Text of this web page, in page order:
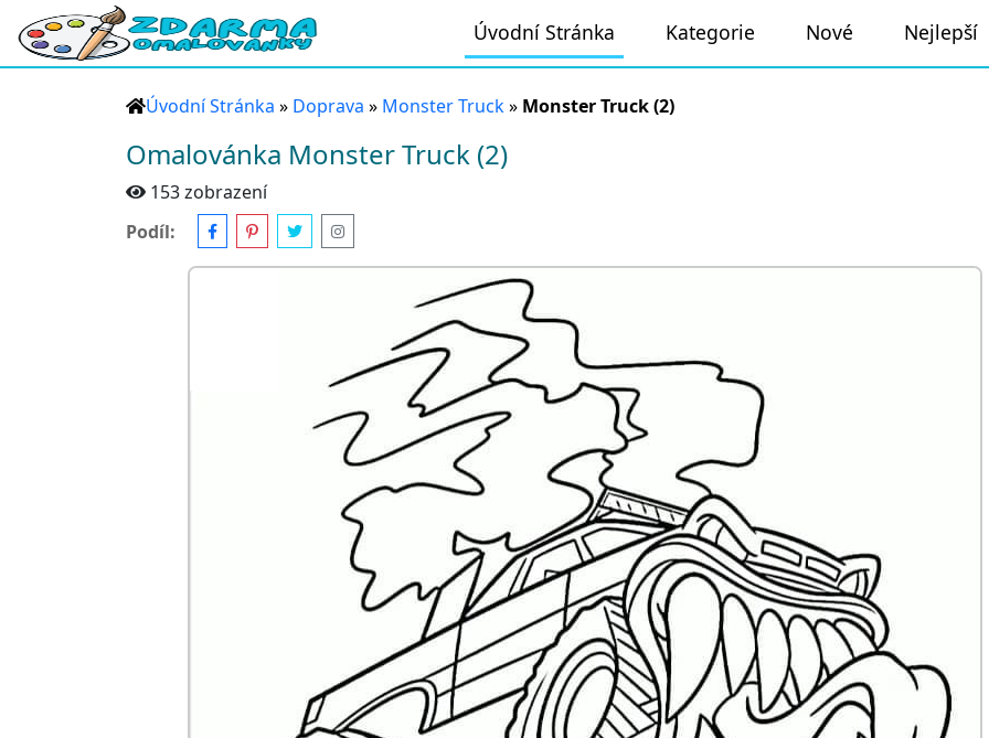
Úvodní Stránka Kategorie Nové Nejlepší
Úvodní Stránka » Doprava » Monster Truck» Monster Truck (2)
Omalovánka Monster Truck (2)
153 zobrazení
Podíl: